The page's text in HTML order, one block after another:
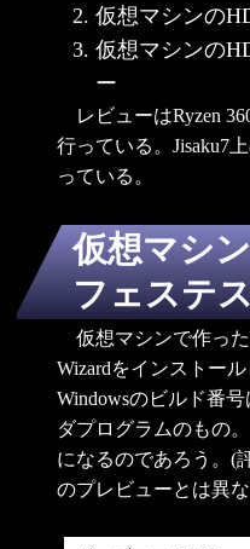
仮想マシンの
仮想マシンの
ー
レビューはRyzen
行っている。Jisaku7
っている。
仮想マシ
フェステ
仮想マシンで作っ
Wizardをインストー
Windowsのビルド番
ダプログラムのもの
になるのであろう。(
のプレビューとは異